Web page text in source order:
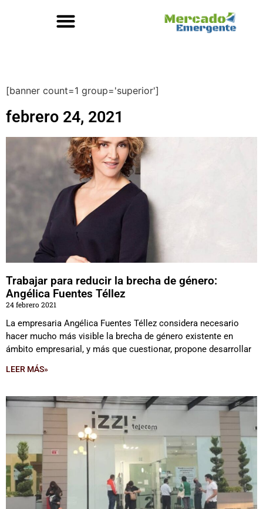
[banner count=1 group='superior']
febrero 24, 2021
Trabajar para reducir la brecha de género:
Angélica Fuentes Téllez
24 febrero 2021
La empresaria Angélica Fuentes Téllez considera necesario
hacer mucho más visible la brecha de género existente en
ámbito empresarial, y más que cuestionar, propone desarrollar
LEER MÁS»